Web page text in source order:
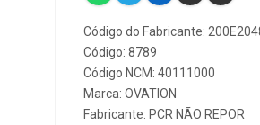
Código do Fabricante:
Código: 8789
Código NCM: 40111000
Marca: OVATION
Fabricante: PCR NÃO REPOR